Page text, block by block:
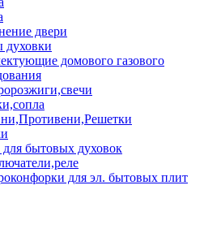
двери
домового газового
бытовых духовок
для эл. бытовых плит